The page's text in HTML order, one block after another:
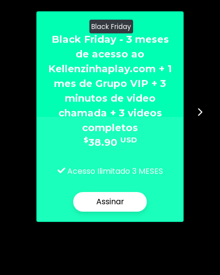
Black Friday
Black Friday - 3 meses
de acesso ao
Kellenzinhaplay.com + 1
mes de Grupo VIP + 3
minutos de video
chamada + 3 videos
completos
$38.90 USD
Acesso Ilimitado 3 MESES
Assinar